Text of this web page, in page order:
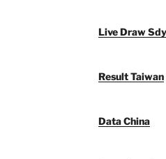
Live Draw Sdy
Result Taiwan
Data China